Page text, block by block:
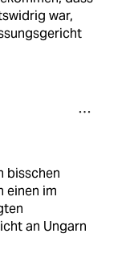
war,
bisschen
einen im
an Ungarn